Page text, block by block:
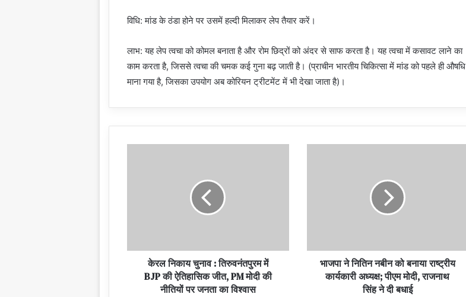
विधि: मांड के ठंडा होने पर उसमें हल्दी मिलाकर लेप तैयार करें।
लाभ: यह लेप त्वचा को कोमल बनाता है और रोम छिद्रों को अंदर से साफ करता है। यह त्वचा में कसावट लाने का
काम करता है, जिससे त्वचा की चमक कई गुना बढ़ जाती है। (प्राचीन भारतीय चिकित्सा में मांड को पहले ही औषधि
माना गया है, जिसका उपयोग अब कोरियन ट्रीटमेंट में भी देखा जाता है)।
केरल निकाय चुनाव : तिरुवनंतपुरम में
BJP की ऐतिहासिक जीत, PM मोदी की
नीतियों पर जनता का विश्वास
भाजपा ने नितिन नबीन को बनाया राष्ट्रीय
कार्यकारी अध्यक्ष; पीएम मोदी, राजनाथ
सिंह ने दी बधाई